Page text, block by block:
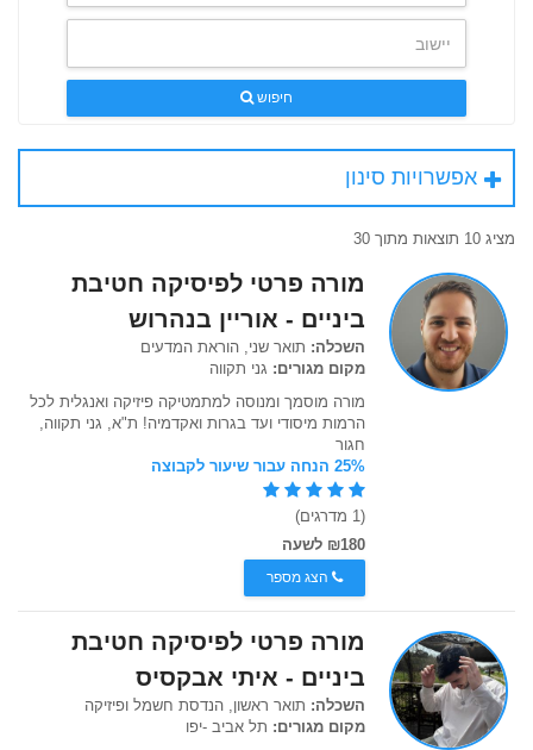
חיפוש
אפשרויות סינון
מציג 10 תוצאות מתוך 30
מורה פרטי לפיסיקה חטיבת
ביניים - אוריין בנהרוש
השכלה: תואר שני, הוראת המדעים
מקום מגורים: גני תקווה
מורה מוסמך ומנוסה למתמטיקה פיזיקה ואנגלית לכל
הרמות מיסודי ועד בגרות ואקדמיה! ת"א, גני תקווה,
חגור
25% הנחה עבור שיעור לקבוצה
(1 מדרגים)
₪180 לשעה
הצג מספר
מורה פרטי לפיסיקה חטיבת
ביניים - איתי אבקסיס
השכלה: תואר ראשון, הנדסת חשמל ופיזיקה
מקום מגורים: תל אביב -יפו